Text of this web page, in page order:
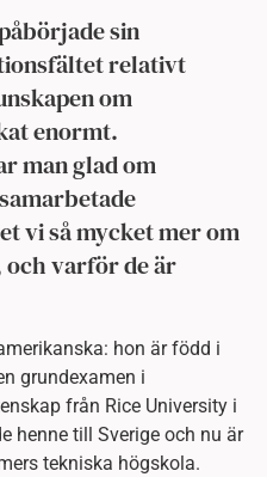
sin
relativt
om
enormt.
man glad om
vi så mycket mer om
och varför de är
hon är född i
grundexamen i
från Rice University i
henne till Sverige och nu är
tekniska högskola.